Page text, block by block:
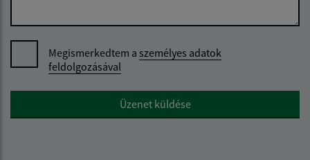
Megismerkedtem a személyes adatok
feldolgozásával
Google reCaptcha ResponseÜzenet küldése